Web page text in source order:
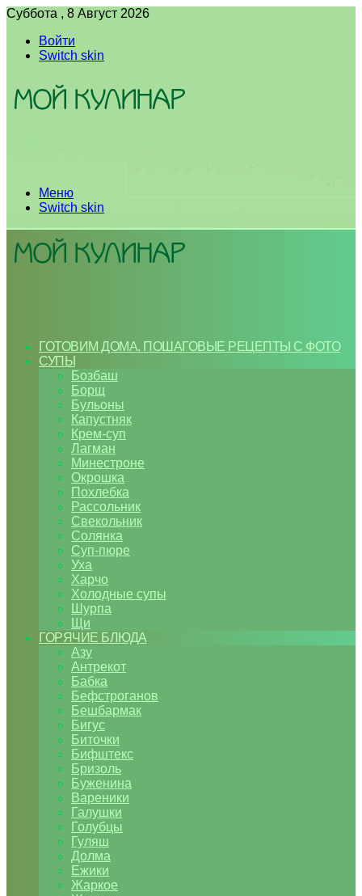
Суббота , 8 Август 2026
Войти
Switch skin
Меню
Switch skin
ГОТОВИМ ДОМА. ПОШАГОВЫЕ РЕЦЕПТЫ С ФОТО
СУПЫ
Бозбаш
Борщ
Бульоны
Капустняк
Крем-суп
Лагман
Минестроне
Окрошка
Похлебка
Рассольник
Свекольник
Солянка
Суп-пюре
Уха
Харчо
Холодные супы
Шурпа
Щи
ГОРЯЧИЕ БЛЮДА
Азу
Антрекот
Бабка
Бефстроганов
Бешбармак
Бигус
Биточки
Бифштекс
Бризоль
Буженина
Вареники
Галушки
Голубцы
Гуляш
Долма
Ежики
Жаркое